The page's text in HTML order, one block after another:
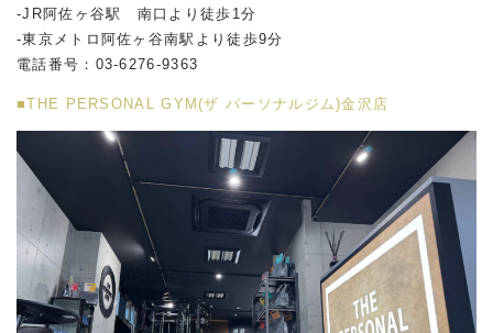
-JR阿佐ヶ谷駅 南口より徒歩1分
-東京メトロ阿佐ヶ谷南駅より徒歩9分
電話番号：03-6276-9363
■THE PERSONAL GYM(ザ パーソナルジム)金沢店